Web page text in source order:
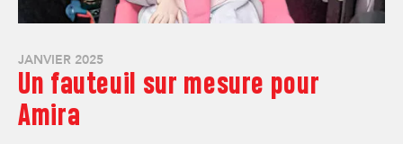
JANVIER 2025
Un fauteuil sur mesure pour
Amira